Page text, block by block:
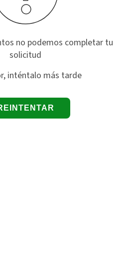
no podemos completar tu
solicitud
inténtalo más tarde